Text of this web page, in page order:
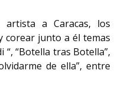
a Caracas, los
corear junto a él temas
“, “Botella tras Botella”,
de ella”, entre